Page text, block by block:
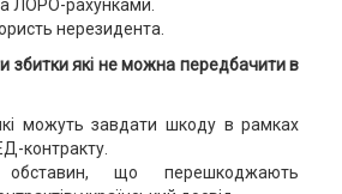
ЛОРО-рахунками.
нерезидента.
збитки які не можна передбачити в
можуть завдати шкоду в рамках
контракту.
обставин, що перешкоджають